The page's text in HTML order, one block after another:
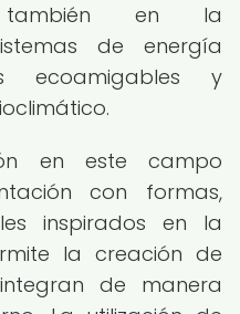
también en la
de energía
ecoamigables y
en este campo
con formas,
inspirados en la
la creación de
de manera